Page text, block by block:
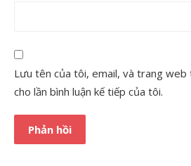
Lưu tên của tôi, email, và trang
cho lần bình luận kế tiếp của tôi.